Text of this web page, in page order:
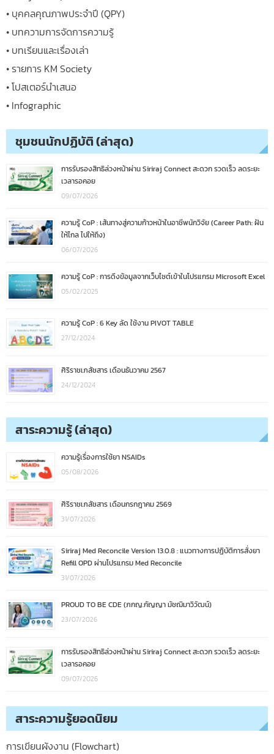
• บุคคลคุณภาพประจำปี (QPY)
• บทความการจัดการความรู้
• บทเรียนและเรื่องเล่า
• รายการ KM Society
• โปสเตอร์นำเสนอ
• Infographic
ชุมชนนักปฏิบัติ (ล่าสุด)
การรับรองสิทธิล่วงหน้าผ่าน Siriraj Connect สะดวก รวดเร็ว ลดระยะ
เวลารอคอย
09/07/2026
ความรู้ CoP : เส้นทางสู่ความก้าวหน้าในอาชีพนักวิจัย (Career Path: ฝัน
ให้ไกล ไปให้ถึง)
06/07/2026
ความรู้ CoP : การดึงข้อมูลจากเว็บไซต์เข้าในโปรแกรม Microsoft Excel
05/02/2025
ความรู้ CoP : 6 Key ลัด ใช้งาน PIVOT TABLE
27/12/2024
ศิริราชเภสัชสาร เดือนธันวาคม 2567
24/12/2024
สาระความรู้ (ล่าสุด)
ความรู้เรื่องการใช้ยา NSAIDs
05/08/2026
ศิริราชเภสัชสาร เดือนกรกฎาคม 2569
31/07/2026
Siriraj Med Reconcile Version 13.0.8 : แนวทางการปฏิบัติการสั่งยา
Refill OPD ผ่านโปรแกรม Med Reconcile
31/07/2026
PROUD TO BE CDE (ภกญ.กัญญา มัชฌิมาวิวัฒน์)
23/07/2026
การรับรองสิทธิล่วงหน้าผ่าน Siriraj Connect สะดวก รวดเร็ว ลดระยะ
เวลารอคอย
09/07/2026
สาระความรู้ยอดนิยม
การเขียนผังงาน (Flowchart)